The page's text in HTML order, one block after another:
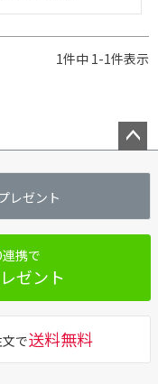
1件中 1-1件表示
へ
レゼント
携で
ゼント
で送料無料